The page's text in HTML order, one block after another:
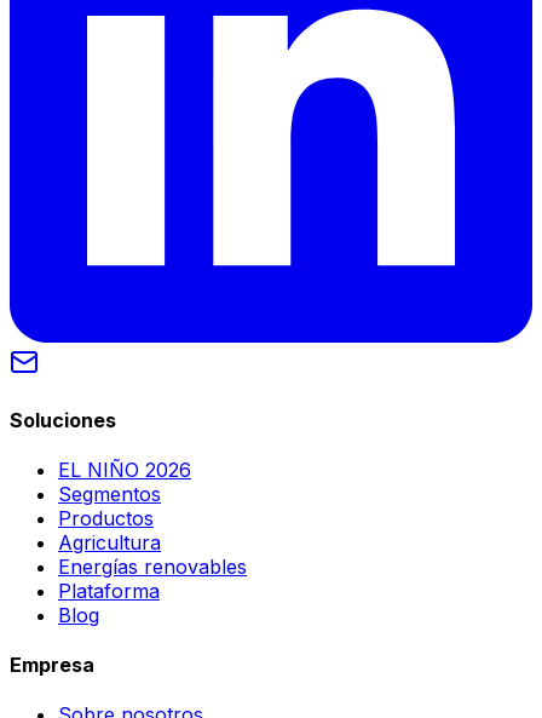
Soluciones
EL NIÑO 2026
Segmentos
Productos
Agricultura
Energías renovables
Plataforma
Blog
Empresa